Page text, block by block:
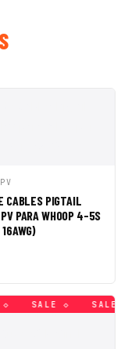
CESTA
CABLES PIGTAIL
PARA WHOOP 4-5S
SALE ◇ SALE ◇